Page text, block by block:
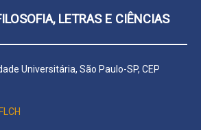
LETRAS E CIÊNCIAS
Universitária, São Paulo-SP, CEP